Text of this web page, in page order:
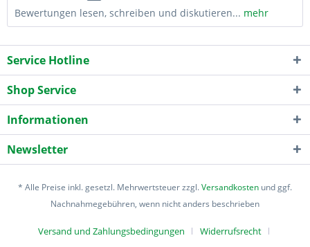
Bewertungen lesen, schreiben und diskutieren... mehr
Service Hotline
Shop Service
Informationen
Newsletter
* Alle Preise inkl. gesetzl. Mehrwertsteuer zzgl.Versandkosten und ggf.
Nachnahmegebühren, wenn nicht anders beschrieben
Versand und Zahlungsbedingungen Widerrufsrecht